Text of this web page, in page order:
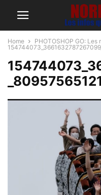
Home
PHOTOSHOP GO: